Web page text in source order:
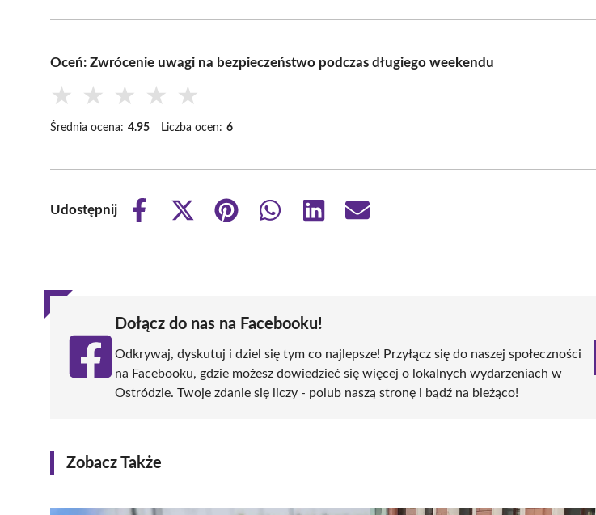
Oceń: Zwrócenie uwagi na bezpieczeństwo podczas długiego weekendu
★ ★ ★ ★ ★
Średnia ocena: 4.95 Liczba ocen: 6
Udostępnij
Share
Share
(Twitter)
Share
Share
Share
Share
Dołącz do nas na Facebooku!
Odkrywaj, dyskutuj i dziel się tym co najlepsze! Przyłącz się do naszej społeczności
na Facebooku, gdzie możesz dowiedzieć się więcej o lokalnych wydarzeniach w
Ostródzie. Twoje zdanie się liczy - polub naszą stronę i bądź na bieżąco!
Zobacz Także